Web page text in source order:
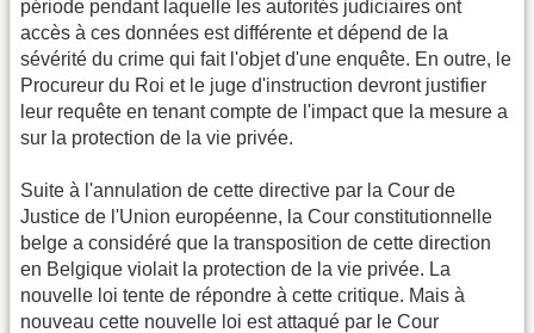
période pendant laquelle les autorités judiciaires ont
accès à ces données est différente et dépend de la
sévérité du crime qui fait l'objet d'une enquête. En outre, le
Procureur du Roi et le juge d'instruction devront justifier
leur requête en tenant compte de l'impact que la mesure a
sur la protection de la vie privée.
Suite à l'annulation de cette directive par la Cour de
Justice de l'Union européenne, la Cour constitutionnelle
belge a considéré que la transposition de cette direction
en Belgique violait la protection de la vie privée. La
nouvelle loi tente de répondre à cette critique. Mais à
nouveau cette nouvelle loi est attaqué par le Cour